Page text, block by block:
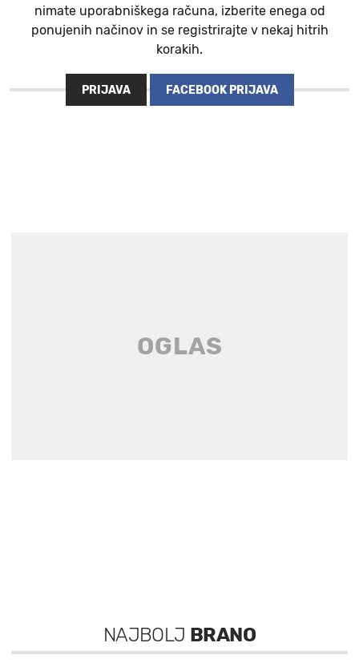
nimate uporabniškega računa, izberite enega od
ponujenih načinov in se registrirajte v nekaj hitrih
korakih.
PRIJAVA FACEBOOK PRIJAVA
NAJBOLJ BRANO